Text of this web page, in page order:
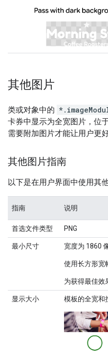
其他图片
类或对象中的
卡券中显示为全宽图片，位
需要附加图片才能让用户更
其他图片指南
以下是在用户界面中使用其
指南 说明
首选文件类型 PNG
最小尺寸 宽度为 1860
使用长方形宽
为获得最佳效
显示大小 模板的全宽和